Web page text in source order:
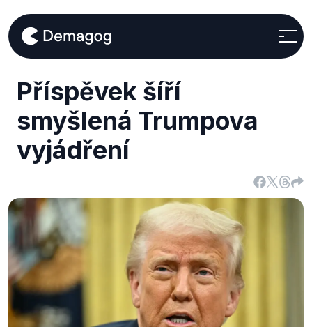
Příspěvek šíří
smyšlená Trumpova
vyjádření